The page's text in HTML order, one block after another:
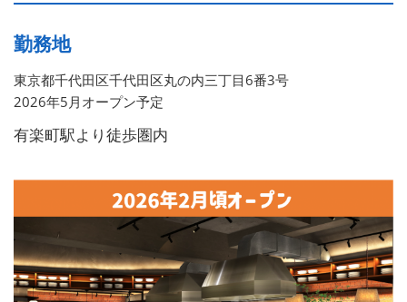
勤務地
東京都千代田区千代田区丸の内三丁目6番3号
2026年5月オープン予定
有楽町駅より徒歩圏内